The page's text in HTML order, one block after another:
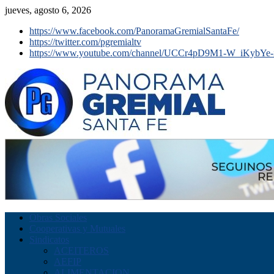
jueves, agosto 6, 2026
https://www.facebook.com/PanoramaGremialSantaFe/
https://twitter.com/pgremialtv
https://www.youtube.com/channel/UCCr4pD9M1-
Obras Sociales
Cooperativas y Mutuales
Sindicatos
ACEITEROS
AEFIP